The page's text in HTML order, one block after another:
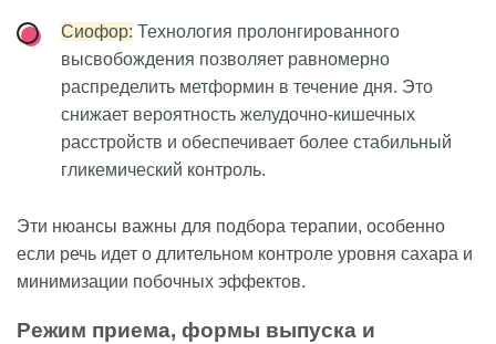
Сиофор: Технология пролонгированного
высвобождения позволяет равномерно
распределить метформин в течение дня. Это
снижает вероятность желудочно-кишечных
расстройств и обеспечивает более стабильный
гликемический контроль.
Эти нюансы важны для подбора терапии, особенно
если речь идет о длительном контроле уровня сахара и
минимизации побочных эффектов.
Режим приема, формы выпуска и